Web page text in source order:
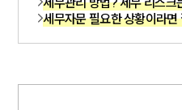
세무자문 필요한 상황이라면